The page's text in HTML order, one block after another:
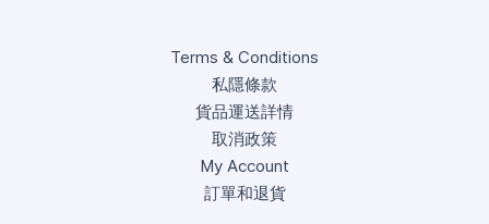
Terms & Conditions
私隱條款
貨品運送詳情
取消政策
My Account
訂單和退貨